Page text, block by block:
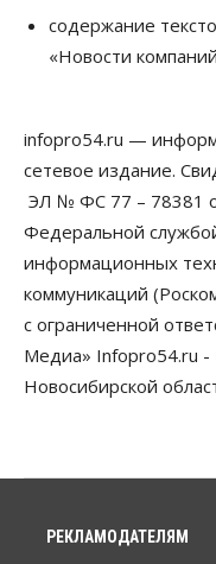
на выходных
07 Августа 2026, 12:00
повысить свою
07 Августа 2026, 11:30
Деньгами будут
школах
инициативное
07 Августа 2026, 11:00
Общество
В Новосибирске
заключили под
07 Августа 2026, 10:00
содержание
«Новости
infopro54.ru —
сетевое издание.
ЭЛ № ФС 77 – 78381
Федеральной
информационных
коммуникаций
с ограниченной
Медиа» Infopro54.ru -
Новосибирской
РЕКЛАМОДАТЕЛЯМ